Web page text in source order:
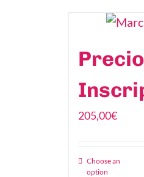
Precio
205,00€
Choose an
option